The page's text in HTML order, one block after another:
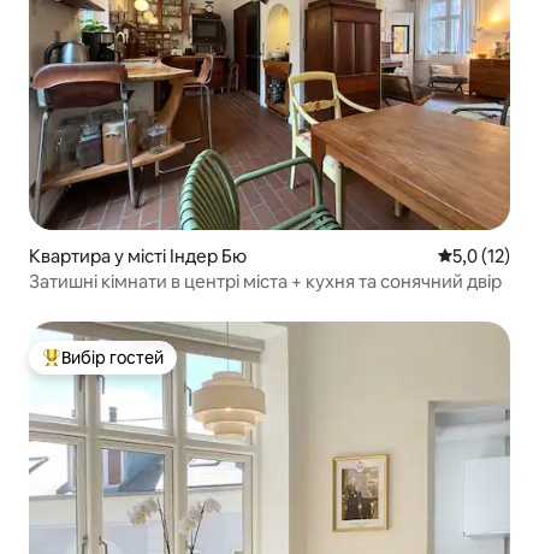
Квартира у місті Індер Бю Середня
5,0 (12)
Затишні кімнати в центрі міста + кухня та сонячний двір
Топ вибір гостей
Вибір гостей